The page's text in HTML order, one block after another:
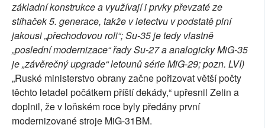
základní konstrukce a využívají i prvky převzaté ze
stíhaček 5. generace, takže v letectvu v podstatě plní
jakousi „přechodovou roli“; Su-35 je tedy vlastně
„poslední modernizace“ řady Su-27 a analogicky MiG-35
je „závěrečný upgrade“ letounů série MiG-29; pozn. LVI)
„Ruské ministerstvo obrany začne pořizovat větší počty
těchto letadel počátkem příští dekády,“ upřesnil Zelin a
doplnil, že v loňském roce byly předány první
modernizované stroje MiG-31BM.